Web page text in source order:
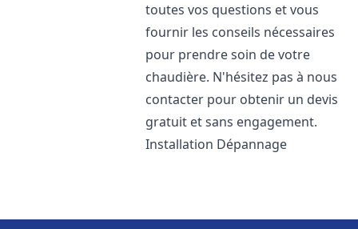
toutes vos questions et vous
fournir les conseils nécessaires
pour prendre soin de votre
chaudière. N'hésitez pas à nous
contacter pour obtenir un devis
gratuit et sans engagement.
Installation Dépannage